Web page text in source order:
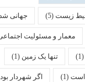
زیست(5) جهانی
معمار و مسئولیت
تنها یک زمین (1)
است(1) اگر شهردار